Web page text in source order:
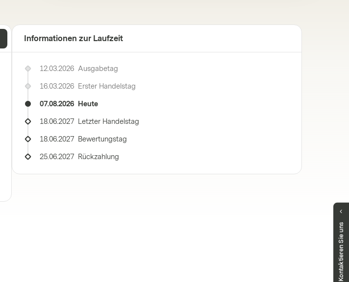
Informationen zur Laufzeit
12.03.2026 Ausgabetag
16.03.2026 Erster Handelstag
07.08.2026 Heute
18.06.2027 Letzter Handelstag
18.06.2027 Bewertungstag
25.06.2027 Rückzahlung
Kontaktieren Sie uns